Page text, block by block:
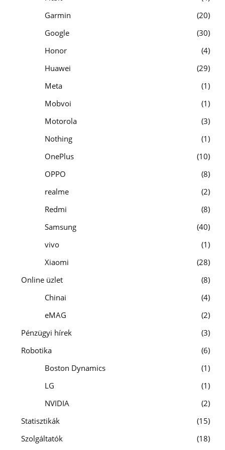
Garmin
20
Google
30
Honor
4
Huawei
29
Meta
1
Mobvoi
1
Motorola
3
Nothing
1
OnePlus
10
OPPO
8
realme
2
Redmi
8
Samsung
40
vivo
1
Xiaomi
28
Online üzlet
8
Chinai
4
eMAG
2
Pénzügyi hírek
3
Robotika
6
Boston Dynamics
1
LG
1
NVIDIA
2
Statisztikák
15
Szolgáltatók
18